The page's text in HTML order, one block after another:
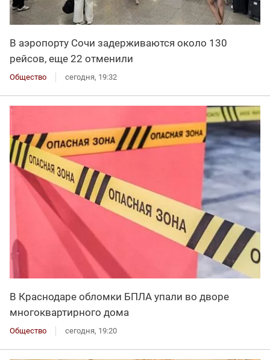
В аэропорту Сочи задерживаются около 130
рейсов, еще 22 отменили
Общество сегодня, 19:32
В Краснодаре обломки БПЛА упали во дворе
многоквартирного дома
Общество сегодня, 19:20